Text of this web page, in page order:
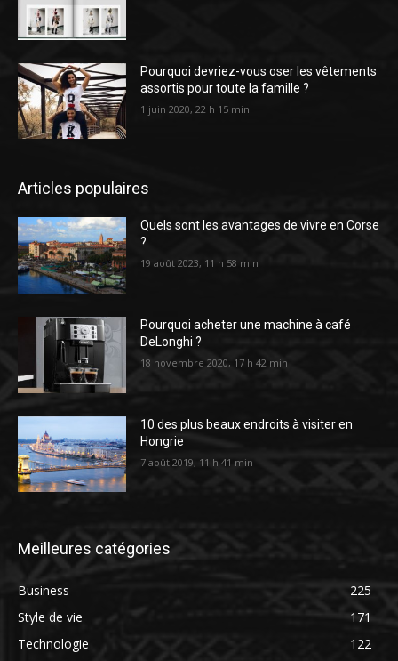
Pourquoi devriez-vous oser les vêtements
assortis pour toute la famille ?
1 juin 2020, 22 h 15 min
Articles populaires
Quels sont les avantages de vivre en Corse
?
19 août 2023, 11 h 58 min
Pourquoi acheter une machine à café
DeLonghi ?
18 novembre 2020, 17 h 42 min
10 des plus beaux endroits à visiter en
Hongrie
7 août 2019, 11 h 41 min
Meilleures catégories
Business
225
Style de vie
171
Technologie
122